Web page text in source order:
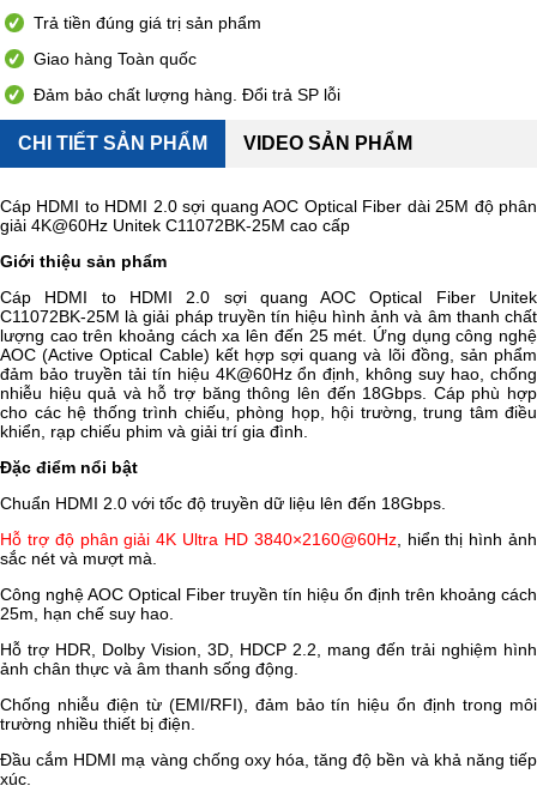
Trả tiền đúng giá trị sản phẩm
Giao hàng Toàn quốc
Đảm bảo chất lượng hàng. Đổi trả SP lỗi
CHI TIẾT SẢN PHẨM VIDEO SẢN PHẨM
Cáp HDMI to HDMI 2.0 sợi quang AOC Optical Fiber dài 25M độ phân
giải 4K@60Hz Unitek C11072BK-25M cao cấp
Giới thiệu sản phẩm
Cáp HDMI to HDMI 2.0 sợi quang AOC Optical Fiber Unitek
C11072BK-25M là giải pháp truyền tín hiệu hình ảnh và âm thanh chất
lượng cao trên khoảng cách xa lên đến 25 mét. Ứng dụng công nghệ
AOC (Active Optical Cable) kết hợp sợi quang và lõi đồng, sản phẩm
đảm bảo truyền tải tín hiệu 4K@60Hz ổn định, không suy hao, chống
nhiễu hiệu quả và hỗ trợ băng thông lên đến 18Gbps. Cáp phù hợp
cho các hệ thống trình chiếu, phòng họp, hội trường, trung tâm điều
khiển, rạp chiếu phim và giải trí gia đình.
Đặc điểm nổi bật
Chuẩn HDMI 2.0 với tốc độ truyền dữ liệu lên đến 18Gbps.
Hỗ trợ độ phân giải 4K Ultra HD 3840×2160@60Hz, hiển thị hình ảnh
sắc nét và mượt mà.
Công nghệ AOC Optical Fiber truyền tín hiệu ổn định trên khoảng cách
25m, hạn chế suy hao.
Hỗ trợ HDR, Dolby Vision, 3D, HDCP 2.2, mang đến trải nghiệm hình
ảnh chân thực và âm thanh sống động.
Chống nhiễu điện từ (EMI/RFI), đảm bảo tín hiệu ổn định trong môi
trường nhiều thiết bị điện.
Đầu cắm HDMI mạ vàng chống oxy hóa, tăng độ bền và khả năng tiếp
xúc.